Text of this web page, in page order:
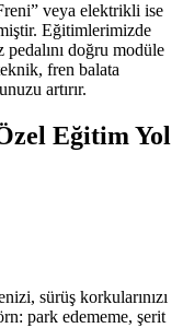
veya elektrikli ise
Eğitimlerimizde
doğru modüle
fren balata
artırır.
Eğitim Yol
sürüş korkularınızı
park edememe, şerit